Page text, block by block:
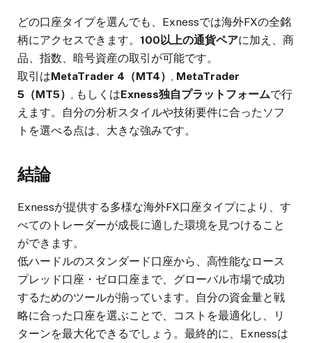
どの口座タイプを選んでも、Exnessでは海外FXの全銘
柄にアクセスできます。 100以上の通貨ペアに加え、商
品、指数、暗号資産の取引が可能です。
取引はMetaTrader 4（MT4） , MetaTrader
5（MT5） , もしくはExness独自プラットフォームで行
えます。自分の分析スタイルや技術要件に合ったソフ
トを選べる点は、大きな強みです。
結論
Exnessが提供する多様な海外FX口座タイプにより、す
べてのトレーダーが成長に適した環境を見つけること
ができます。
低ハードルのスタンダード口座から、高性能なロース
プレッド口座・ゼロ口座まで、グローバル市場で成功
するためのツールが揃っています。自分の資金量と戦
略に合った口座を選ぶことで、コストを最適化し、リ
ターンを最大化できるでしょう。最終的に、Exnessは